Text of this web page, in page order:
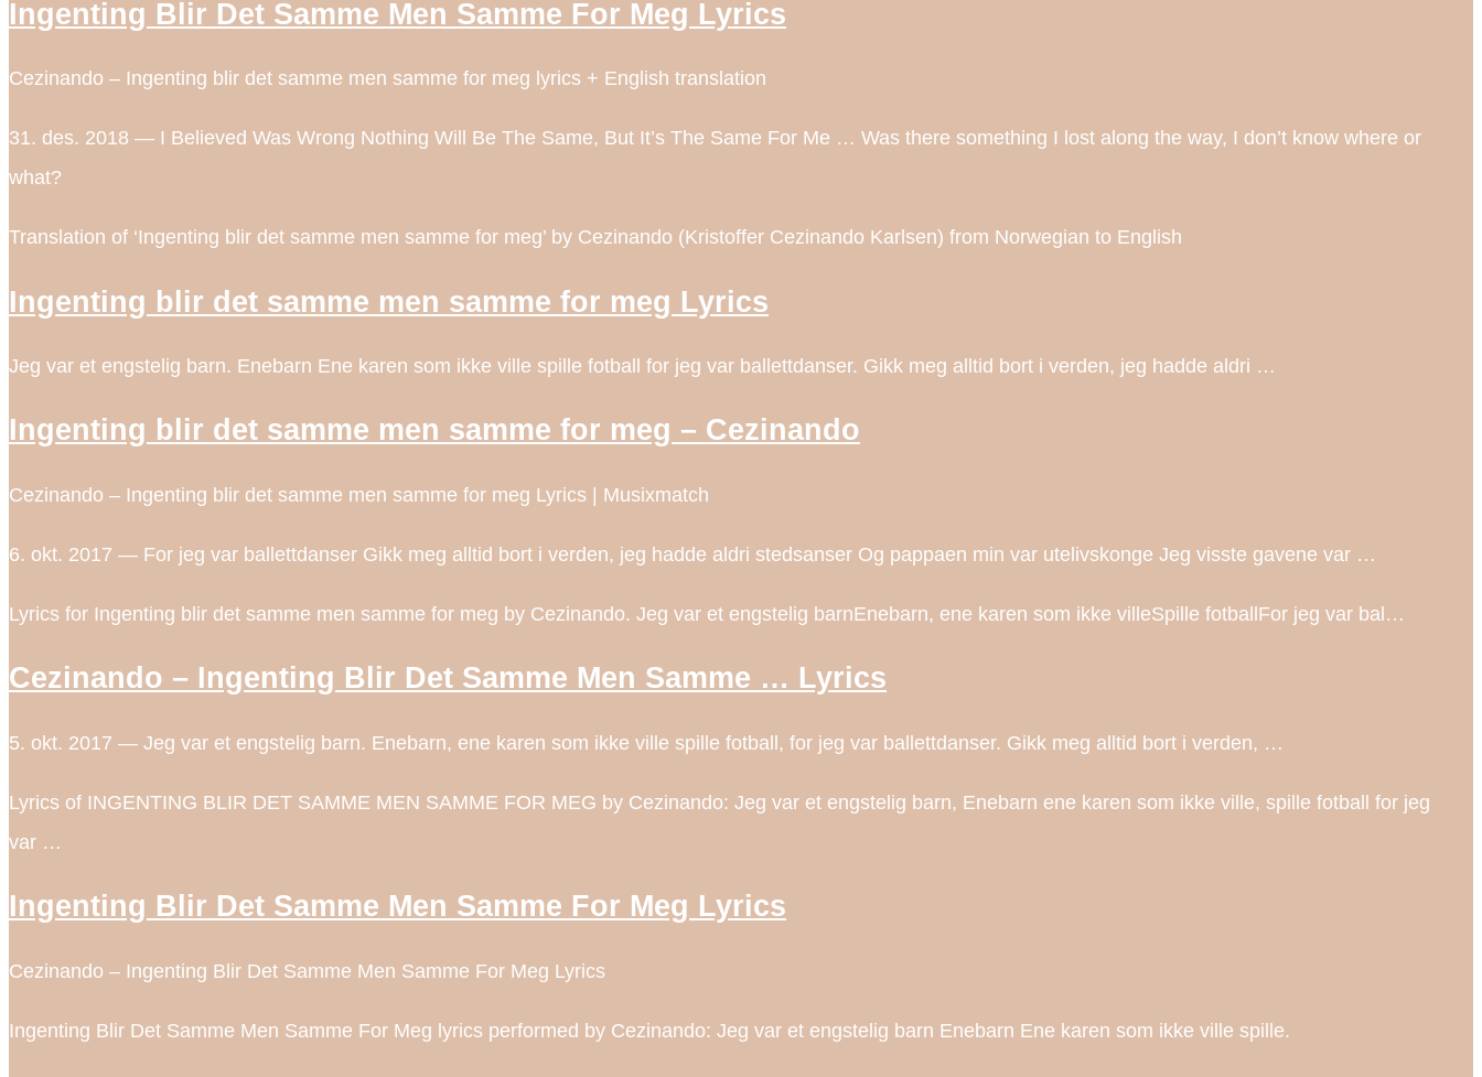
Ingenting Blir Det Samme Men Samme For Meg Lyrics
Cezinando – Ingenting blir det samme men samme for meg lyrics + English translation
31. des. 2018 — I Believed Was Wrong Nothing Will Be The Same, But It’s The Same For Me … Was there something I lost along the way, I don’t know where or
what?
Translation of ‘Ingenting blir det samme men samme for meg’ by Cezinando (Kristoffer Cezinando Karlsen) from Norwegian to English
Ingenting blir det samme men samme for meg Lyrics
Jeg var et engstelig barn. Enebarn Ene karen som ikke ville spille fotball for jeg var ballettdanser. Gikk meg alltid bort i verden, jeg hadde aldri …
Ingenting blir det samme men samme for meg – Cezinando
Cezinando – Ingenting blir det samme men samme for meg Lyrics | Musixmatch
6. okt. 2017 — For jeg var ballettdanser Gikk meg alltid bort i verden, jeg hadde aldri stedsanser Og pappaen min var utelivskonge Jeg visste gavene var …
Lyrics for Ingenting blir det samme men samme for meg by Cezinando. Jeg var et engstelig barnEnebarn, ene karen som ikke villeSpille fotballFor jeg var bal…
Cezinando – Ingenting Blir Det Samme Men Samme … Lyrics
5. okt. 2017 — Jeg var et engstelig barn. Enebarn, ene karen som ikke ville spille fotball, for jeg var ballettdanser. Gikk meg alltid bort i verden, …
Lyrics of INGENTING BLIR DET SAMME MEN SAMME FOR MEG by Cezinando: Jeg var et engstelig barn, Enebarn ene karen som ikke ville, spille fotball for jeg
var …
Ingenting Blir Det Samme Men Samme For Meg Lyrics
Cezinando – Ingenting Blir Det Samme Men Samme For Meg Lyrics
Ingenting Blir Det Samme Men Samme For Meg lyrics performed by Cezinando: Jeg var et engstelig barn Enebarn Ene karen som ikke ville spille.